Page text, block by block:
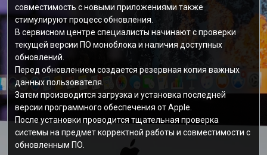
совместимость с новыми приложениями также
стимулируют процесс обновления.
В сервисном центре специалисты начинают с проверки
текущей версии ПО моноблока и наличия доступных
обновлений.
Перед обновлением создается резервная копия важных
данных пользователя.
Затем производится загрузка и установка последней
версии программного обеспечения от Apple.
После установки проводится тщательная проверка
системы на предмет корректной работы и совместимости с
обновленным ПО.